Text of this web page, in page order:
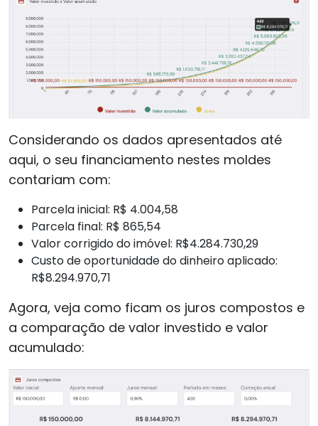
Considerando os dados apresentados até
aqui, o seu financiamento nestes moldes
contariam com:
Parcela inicial: R$ 4.004,58
Parcela final: R$ 865,54
Valor corrigido do imóvel: R$4.284.730,29
Custo de oportunidade do dinheiro aplicado:
R$8.294.970,71
Agora, veja como ficam os juros compostos e
a comparação de valor investido e valor
acumulado: